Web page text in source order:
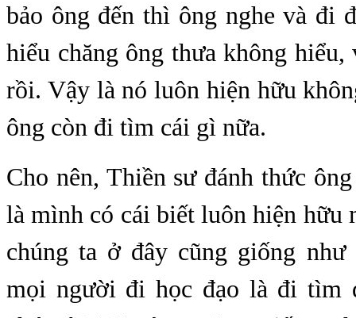
bảo ông đến thì ông nghe và đi
hiểu chăng ông thưa không
rồi. Vậy là nó luôn hiện hữu
ông còn đi tìm cái gì nữa.
Cho nên, Thiền sư đánh thức
là mình có cái biết luôn hiện hữu
chúng ta ở đây cũng giống như
mọi người đi học đạo là đi tìm